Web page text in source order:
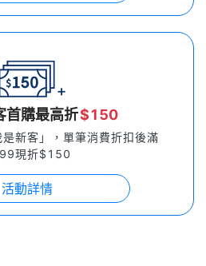
首購最高折$150
新客」，單筆消費折扣後滿
現折$150
活動詳情